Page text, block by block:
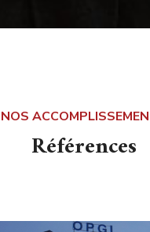
NOS
Références